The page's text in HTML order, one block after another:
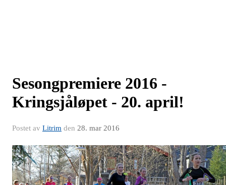
Sesongpremiere 2016 -
Kringsjåløpet - 20. april!
Postet av Litrim den 28. mar 2016